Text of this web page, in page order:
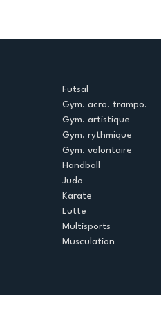
Futsal
Gym. acro. trampo.
Gym. artistique
Gym. rythmique
Gym. volontaire
Handball
Judo
Karate
Lutte
Multisports
Musculation